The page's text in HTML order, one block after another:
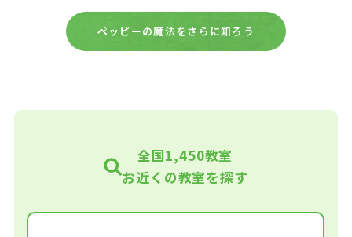
ペッピーの魔法をさらに知ろう
全国1,450教室
お近くの教室を探す